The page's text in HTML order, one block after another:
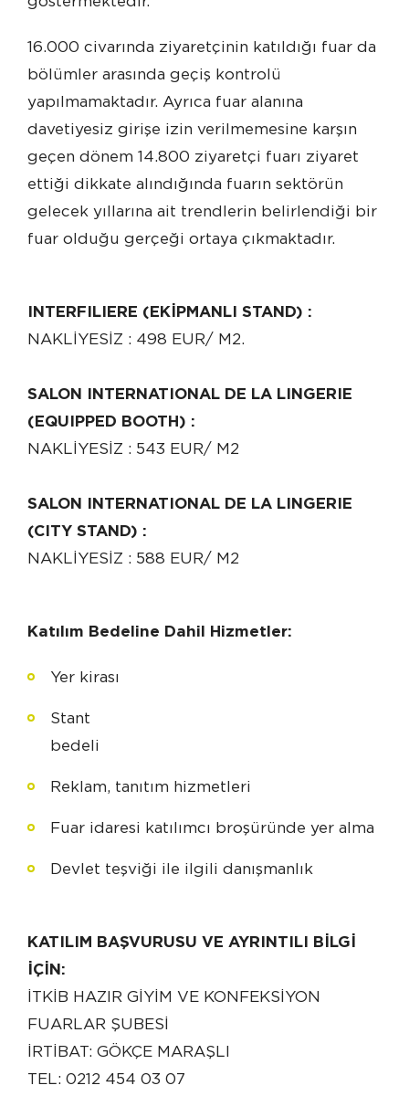
16.000 civarında ziyaretçinin katıldığı fuar da
bölümler arasında geçiş kontrolü
yapılmamaktadır. Ayrıca fuar alanına
davetiyesiz girişe izin verilmemesine karşın
geçen dönem 14.800 ziyaretçi fuarı ziyaret
ettiği dikkate alındığında fuarın sektörün
gelecek yıllarına ait trendlerin belirlendiği bir
fuar olduğu gerçeği ortaya çıkmaktadır.
INTERFILIERE (EKİPMANLI STAND) :
NAKLİYESİZ : 498 EUR/ M2.
SALON INTERNATIONAL DE LA LINGERIE
(EQUIPPED BOOTH) :
NAKLİYESİZ : 543 EUR/ M2
SALON INTERNATIONAL DE LA LINGERIE
(CITY STAND) :
NAKLİYESİZ : 588 EUR/ M2
Katılım Bedeline Dahil Hizmetler:
Yer kirası
Stant
Reklam, tanıtım hizmetleri
Fuar idaresi katılımcı broşüründe yer alma
Devlet teşviği ile ilgili danışmanlık
KATILIM BAŞVURUSU VE AYRINTILI BİLGİ
İÇİN:
İTKİB HAZIR GİYİM VE KONFEKSİYON
FUARLAR ŞUBESİ
İRTİBAT: GÖKÇE MARAŞLI
TEL: 0212 454 03 07